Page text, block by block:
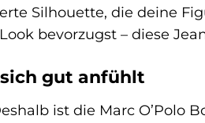
Silhouette, die deine
bevorzugst – diese
gut anfühlt
ist die Marc O’Polo